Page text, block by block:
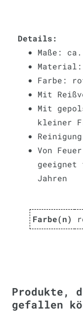
Details:
Maße: ca.
Farbe:
Mit
Mit
kleiner
Von
Jahren
Farbe(n)
Produkte,
gefallen